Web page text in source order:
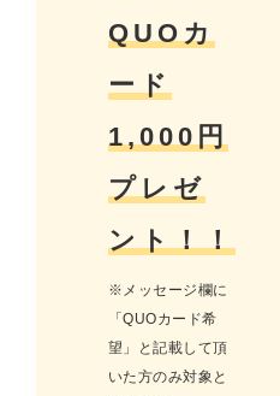
QUOカ
ード
1,000円
プレゼ
ント！！
※メッセージ欄に
「QUOカード希
望」と記載して頂
いた方のみ対象と